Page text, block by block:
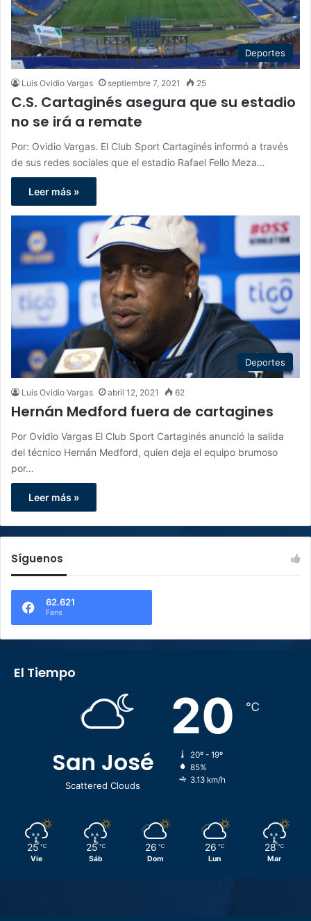
Deportes
Luis Ovidio Vargas septiembre 7, 2021 25
C.S. Cartaginés asegura que su estadio
no se irá a remate
Por: Ovidio Vargas. El Club Sport Cartaginés informó a través
de sus redes sociales que el estadio Rafael Fello Meza…
Leer más »
Deportes
Luis Ovidio Vargas abril 12, 2021 62
Hernán Medford fuera de cartagines
Por Ovidio Vargas El Club Sport Cartaginés anunció la salida
del técnico Hernán Medford, quien deja el equipo brumoso
por…
Leer más »
Síguenos
62.621
Fans
El Tiempo
San José
Scattered Clouds
20 ℃
20º - 19º
85%
3.13 km/h
25 ℃
Vie
25 ℃
Sáb
26 ℃
Dom
26 ℃
Lun
28 ℃
Mar